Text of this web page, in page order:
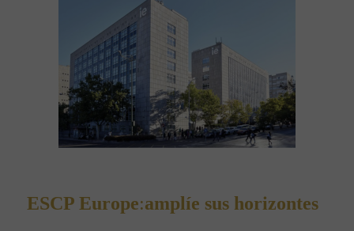
ESCP Europe:amplíe sus horizontes